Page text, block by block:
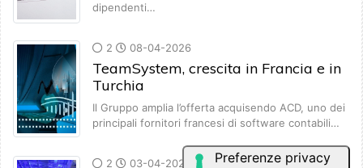
dipendenti…
2 08-04-2026
TeamSystem, crescita in Francia e in
Turchia
Il Gruppo amplia l’offerta acquisendo ACD, uno dei
principali fornitori francesi di software contabili…
2 03-04-2026